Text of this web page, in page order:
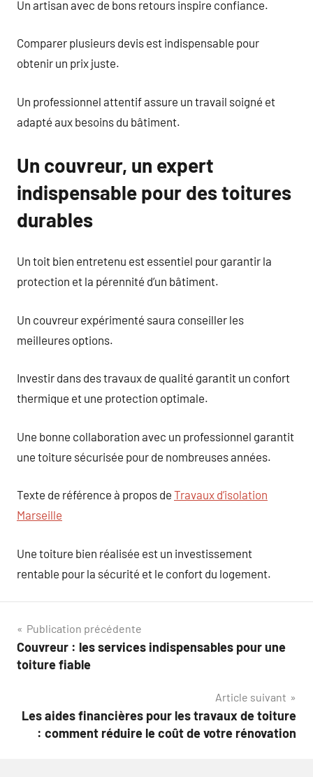
Un artisan avec de bons retours inspire confiance.
Comparer plusieurs devis est indispensable pour
obtenir un prix juste.
Un professionnel attentif assure un travail soigné et
adapté aux besoins du bâtiment.
Un couvreur, un expert
indispensable pour des toitures
durables
Un toit bien entretenu est essentiel pour garantir la
protection et la pérennité d’un bâtiment.
Un couvreur expérimenté saura conseiller les
meilleures options.
Investir dans des travaux de qualité garantit un confort
thermique et une protection optimale.
Une bonne collaboration avec un professionnel garantit
une toiture sécurisée pour de nombreuses années.
Texte de référence à propos de Travaux d’isolation
Marseille
Une toiture bien réalisée est un investissement
rentable pour la sécurité et le confort du logement.
Navigation
de
Publication précédente
Couvreur : les services indispensables pour une
toiture fiable
Article suivant
Les aides financières pour les travaux de toiture
: comment réduire le coût de votre rénovation